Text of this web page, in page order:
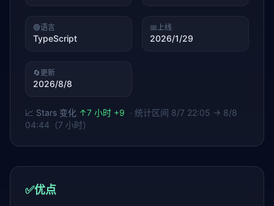
🟢语言
TypeScript
📅上线
2026/1/29
🔄更新
2026/8/8
📈 Stars 变化 ↑7 小时 +9 · 统计区间 8/7 22:05 → 8/8
04:44（7 小时）
✅优点